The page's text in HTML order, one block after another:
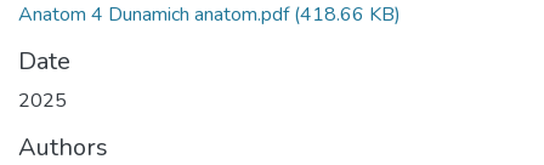
Anatom 4 Dunamich anatom.pdf(418.66 KB)
Date
2025
Authors